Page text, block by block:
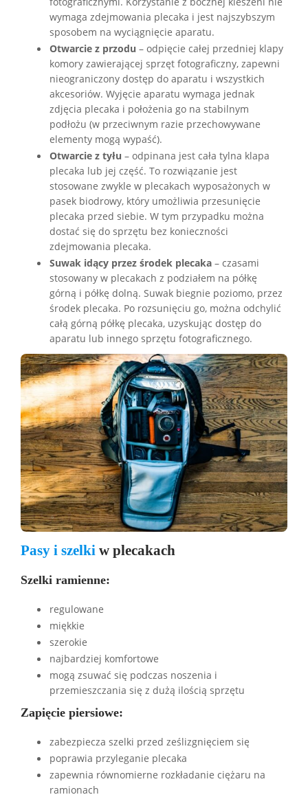
wymaga zdejmowania plecaka i jest najszybszym
sposobem na wyciągnięcie aparatu.
Otwarcie z przodu – odpięcie całej przedniej klapy
komory zawierającej sprzęt fotograficzny, zapewni
nieograniczony dostęp do aparatu i wszystkich
akcesoriów. Wyjęcie aparatu wymaga jednak
zdjęcia plecaka i położenia go na stabilnym
podłożu (w przeciwnym razie przechowywane
elementy mogą wypaść).
Otwarcie z tyłu – odpinana jest cała tylna klapa
plecaka lub jej część. To rozwiązanie jest
stosowane zwykle w plecakach wyposażonych w
pasek biodrowy, który umożliwia przesunięcie
plecaka przed siebie. W tym przypadku można
dostać się do sprzętu bez konieczności
zdejmowania plecaka.
Suwak idący przez środek plecaka – czasami
stosowany w plecakach z podziałem na półkę
górną i półkę dolną. Suwak biegnie poziomo, przez
środek plecaka. Po rozsunięciu go, można odchylić
całą górną półkę plecaka, uzyskując dostęp do
aparatu lub innego sprzętu fotograficznego.
Pasy i szelki w plecakach
Szelki ramienne:
regulowane
miękkie
szerokie
najbardziej komfortowe
mogą zsuwać się podczas noszenia i
przemieszczania się z dużą ilością sprzętu
Zapięcie piersiowe:
zabezpiecza szelki przed ześlizgnięciem się
poprawia przyleganie plecaka
zapewnia równomierne rozkładanie ciężaru na
ramionach